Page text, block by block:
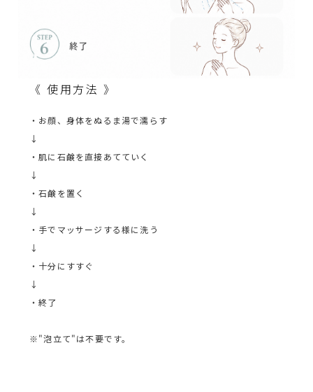
《 使用方法 》
・お顔、身体をぬるま湯で濡らす
↓
・肌に石鹸を直接あてていく
↓
・石鹸を置く
↓
・手でマッサージする様に洗う
↓
・十分にすすぐ
↓
・終了
※"泡立て"は不要です。